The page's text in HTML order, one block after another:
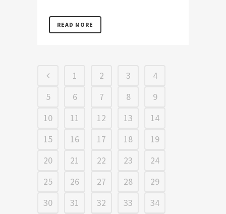
READ MORE
1 2 3
4
5
6 7 8
9
10
11 12 13
14
15
16 17 18
19
20
21 22 23
24
25
26 27 28
29
30
31 32 33
34